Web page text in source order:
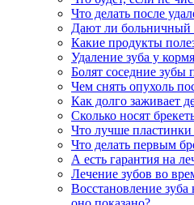
Что делать после
Дают ли больничный
Какие продукты
Удаление зуба у
Болят соседние зубы
Чем снять опухоль
Как долго заживает
Сколько носят
Что лучше
Что делать первым
А есть гарантия на
Лечение зубов во
Восстановление